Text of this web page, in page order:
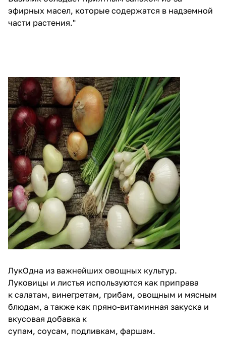
эфирных масел, которые содержатся в надземной
части растения."
ЛукОдна из важнейших овощных культур.
Луковицы и листья используются как приправа
к салатам, винегретам, грибам, овощным и мясным
блюдам, а также как пряно-витаминная закуска и
вкусовая добавка к
супам, соусам, подливкам, фаршам.